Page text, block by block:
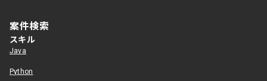
案件検索
スキル
Java
Python